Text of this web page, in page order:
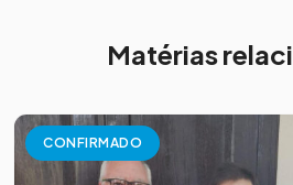
Matérias
CONFIRMADO